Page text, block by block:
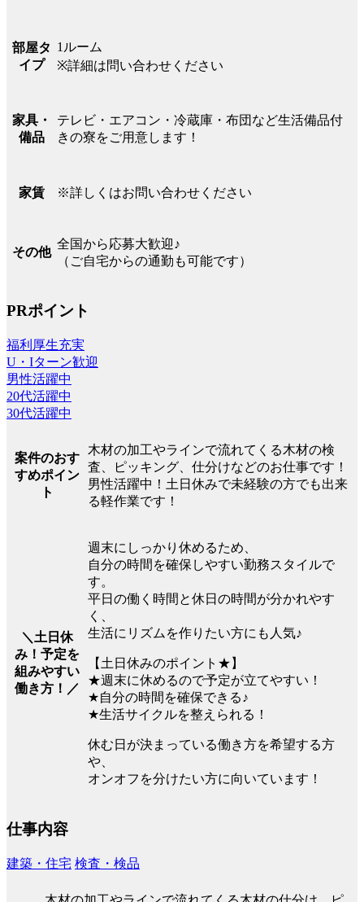
部屋タ
イプ
1ルーム
※詳細は問い合わせください
家具・
備品
テレビ・エアコン・冷蔵庫・布団など生活備品付
きの寮をご用意します！
家賃 ※詳しくはお問い合わせください
その他
全国から応募大歓迎♪
（ご自宅からの通勤も可能です）
PRポイント
福利厚生充実
U・Iターン歓迎
男性活躍中
20代活躍中
30代活躍中
案件のおす
すめポイン
ト
木材の加工やラインで流れてくる木材の検
査、ピッキング、仕分けなどのお仕事です！
男性活躍中！土日休みで未経験の方でも出来
る軽作業です！
＼土日休
み！予定を
組みやすい
働き方！／
週末にしっかり休めるため、
自分の時間を確保しやすい勤務スタイルで
す。
平日の働く時間と休日の時間が分かれやす
く、
生活にリズムを作りたい方にも人気♪
【土日休みのポイント★】
★週末に休めるので予定が立てやすい！
★自分の時間を確保できる♪
★生活サイクルを整えられる！
休む日が決まっている働き方を希望する方
や、
オンオフを分けたい方に向いています！
仕事内容
建築・住宅 検査・検品